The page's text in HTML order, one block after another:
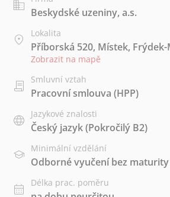
Beskydské uzeniny, a.s.
Lokalita
Příborská 520, Místek, Frýdek-
Zobrazit na mapě
Smluvní vztah
Pracovní smlouva (HPP)
Jazykové znalosti
Český jazyk(Pokročilý B2)
Minimální vzdělání
Odborné vyučení bez maturity
Délka prac. poměru